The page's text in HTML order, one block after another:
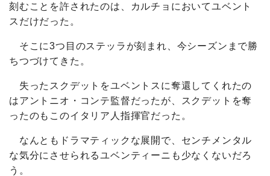
刻むことを許されたのは、カルチョにおいてユベント
スだけだった。
そこに3つ目のステッラが刻まれ、今シーズンまで勝
ちつづけてきた。
失ったスクデットをユベントスに奪還してくれたの
はアントニオ・コンテ監督だったが、スクデットを奪
ったのもこのイタリア人指揮官だった。
なんともドラマティックな展開で、センチメンタル
な気分にさせられるユベンティーニも少なくないだろ
う。